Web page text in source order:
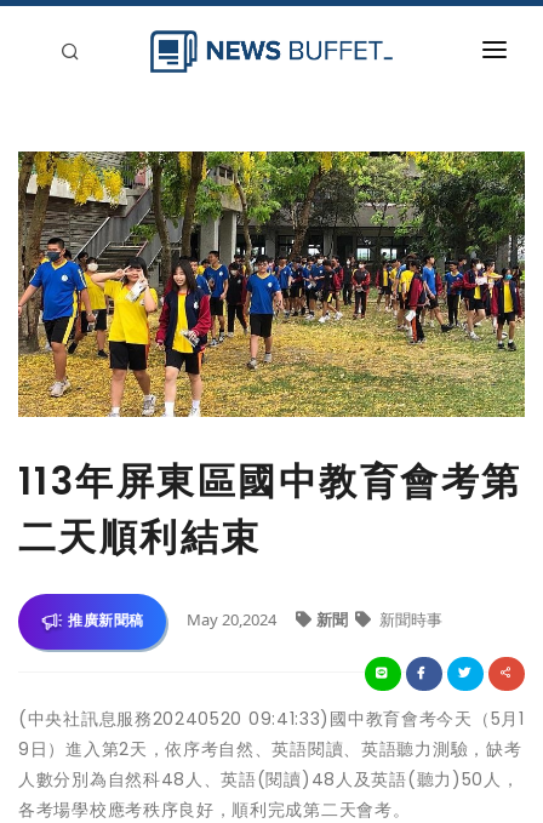
新聞稿分類
登入
刊登
113年屏東區國中教育會考第
二天順利結束
推廣新聞稿 May 20,2024 新聞 新聞時事
(中央社訊息服務20240520 09:41:33)國中教育會考今天（5月1
9日）進入第2天，依序考自然、英語閱讀、英語聽力測驗，缺考
人數分別為自然科48人、英語(閱讀)48人及英語(聽力)50人，
各考場學校應考秩序良好，順利完成第二天會考。